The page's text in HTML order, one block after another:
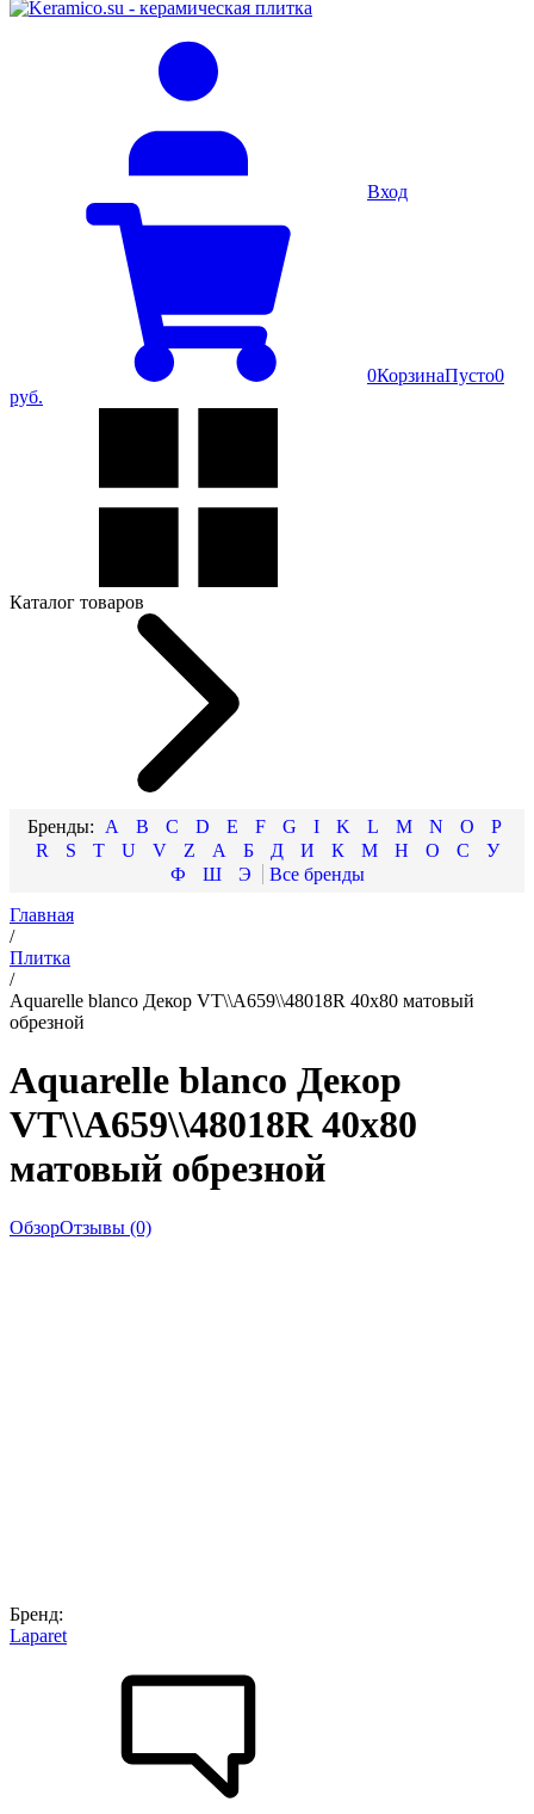
Вход
0КорзинаПусто0
руб.
Каталог товаров
A B C D E F G I K L M N O
P
R
S T U V Z А Б Д И К М Н О С
У
Ф
Ш
Э
Главная
/
Плитка
/
Aquarelle blanco Декор VT\\A659\\48018R 40x80 матовый
обрезной
Aquarelle blanco Декор
VT\\A659\\48018R 40x80
матовый обрезной
ОбзорОтзывы (0)
Бренд:
Laparet